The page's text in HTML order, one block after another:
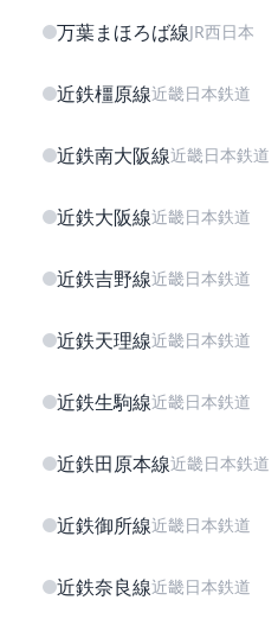
万葉まほろば線JR西日本
近鉄橿原線近畿日本鉄道
近鉄南大阪線近畿日本鉄道
近鉄大阪線近畿日本鉄道
近鉄吉野線近畿日本鉄道
近鉄天理線近畿日本鉄道
近鉄生駒線近畿日本鉄道
近鉄田原本線近畿日本鉄道
近鉄御所線近畿日本鉄道
近鉄奈良線近畿日本鉄道